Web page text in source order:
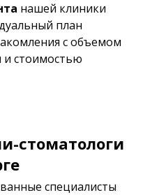
нашей клиники
план
с объемом
и стоимостью
стоматологи
специалисты